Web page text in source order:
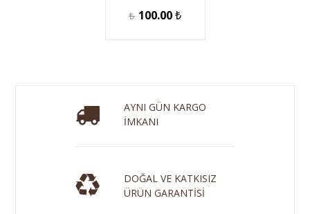
₺ 100.00₺
AYNI GÜN KARGO
İMKANI
DOĞAL VE KATKISIZ
ÜRÜN GARANTİSİ